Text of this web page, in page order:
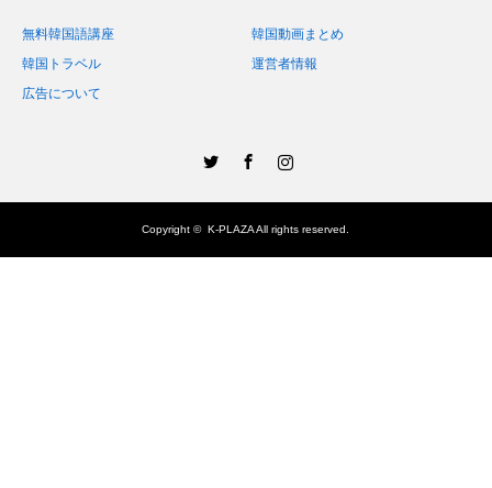
無料韓国語講座
韓国動画まとめ
韓国トラベル
運営者情報
広告について
Copyright ©K-PLAZAAll rights reserved.